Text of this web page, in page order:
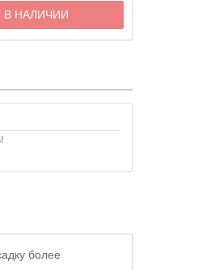
В НАЛИЧИИ
более